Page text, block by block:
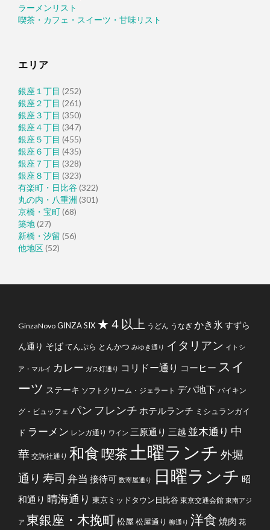
ラーメンリスト
喫茶・カフェ・スイーツ・甘味リスト
エリア
銀座１丁目 (252)
銀座２丁目 (261)
銀座３丁目 (350)
銀座４丁目 (347)
銀座５丁目 (455)
銀座６丁目 (435)
銀座７丁目 (328)
銀座８丁目 (323)
有楽町・日比谷(322)
丸の内・八重洲 (301)
京橋・宝町(68)
築地(27)
新橋・汐留 (56)
他地区(52)
GinzaNovo GINZA SIX ★４以上 うどん うなぎ かき氷 すずら
ん通り そばてんぷら とんかつ みゆき通り イタリアン イトシ
ア・マルイ カレー ガス灯通り コリドー通り コーヒー スイ
ーツ ステーキ ソフトクリーム・ジェラート デパ地下 バイキン
グ・ビュッフェ パン フレンチ ホテルランチ ミシュランガイ
ド ラーメン レンガ通り ワイン 三原通り 三越 並木通り 中
華 交詢社通り 和食喫茶 土曜ランチ 外堀
通り 寿司 弁当 接待可 数寄屋通り 日曜ランチ 昭
和通り 晴海通り 東京ミッドタウン日比谷 東京交通会館 東南アジ
ア 東銀座・木挽町松屋 松屋通り 柳通り 洋食 焼肉 花